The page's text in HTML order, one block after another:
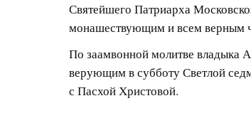
Святейшего Патриарха
монашествующим и всем верным
По заамвонной молитве владыка
верующим в субботу Светлой
с Пасхой Христовой.